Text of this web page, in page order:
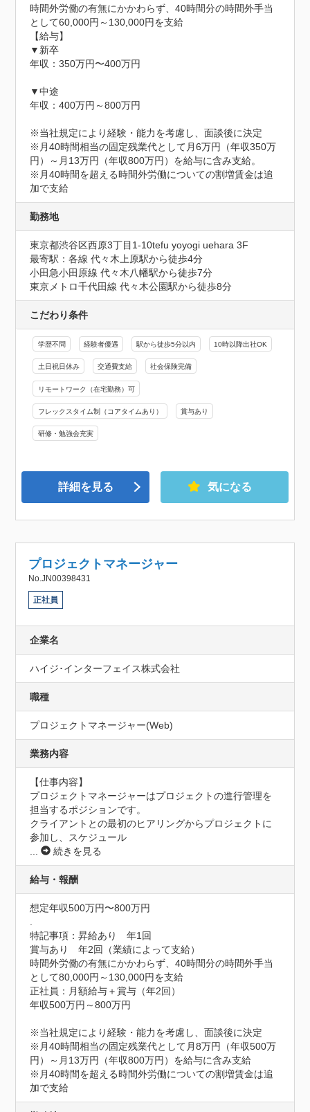
時間外労働の有無にかかわらず、40時間分の時間外手当
として60,000円～130,000円を支給
【給与】
▼新卒
年収：350万円〜400万円
▼中途
年収：400万円～800万円
※当社規定により経験・能力を考慮し、面談後に決定
※月40時間相当の固定残業代として月6万円（年収350万
円）～月13万円（年収800万円）を給与に含み支給。
※月40時間を超える時間外労働についての割増賃金は追
加で支給
勤務地
東京都渋谷区西原3丁目1-10tefu yoyogi uehara 3F
最寄駅：各線 代々木上原駅から徒歩4分
小田急小田原線 代々木八幡駅から徒歩7分
東京メトロ千代田線 代々木公園駅から徒歩8分
こだわり条件
学歴不問 経験者優遇 駅から徒歩5分以内 10時以降出社OK
土日祝日休み 交通費支給 社会保険完備
リモートワーク（在宅勤務）可
フレックスタイム制（コアタイムあり） 賞与あり
研修・勉強会充実
詳細を見る 気になる
プロジェクトマネージャー
No.JN00398431
正社員
企業名
ハイジ･インターフェイス株式会社
職種
プロジェクトマネージャー(Web)
業務内容
【仕事内容】
プロジェクトマネージャーはプロジェクトの進行管理を
担当するポジションです。
クライアントとの最初のヒアリングからプロジェクトに
参加し、スケジュール
...
続きを見る
給与・報酬
想定年収500万円〜800万円
特記事項：昇給あり　年1回
賞与あり　年2回（業績によって支給）
時間外労働の有無にかかわらず、40時間分の時間外手当
として80,000円～130,000円を支給
正社員：月額給与＋賞与（年2回）
年収500万円～800万円
※当社規定により経験・能力を考慮し、面談後に決定
※月40時間相当の固定残業代として月8万円（年収500万
円）～月13万円（年収800万円）を給与に含み支給
※月40時間を超える時間外労働についての割増賃金は追
加で支給